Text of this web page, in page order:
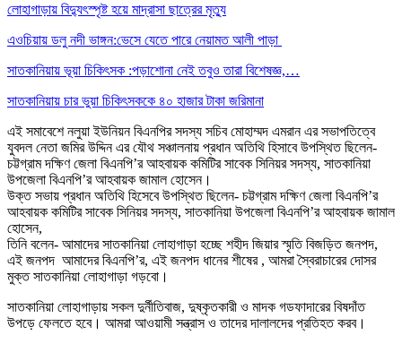
লোহাগাড়ায় বিদ্যুৎস্পৃষ্ট হয়ে মাদ্রাসা ছাত্রের মৃত্যু
এওচিয়ায় ডলু নদী ভাঙ্গন:ভেসে যেতে পারে নেয়ামত আলী পাড়া
সাতকানিয়ায় ভূয়া চিকিৎসক :পড়াশোনা নেই তবুও তারা বিশেষজ্ঞ,…
সাতকানিয়ায় চার ভুয়া চিকিৎসককে ৪০ হাজার টাকা জরিমানা
এই সমাবেশে নলুয়া ইউনিয়ন বিএনপির সদস্য সচিব মোহাম্মদ এমরান এর সভাপতিত্বে
যুবদল নেতা জমির উদ্দিন এর যৌথ সঞ্চালনায় প্রধান অতিথি হিসাবে উপস্থিত ছিলেন-
চট্টগ্রাম দক্ষিণ জেলা বিএনপি’র আহবায়ক কমিটির সাবেক সিনিয়র সদস্য, সাতকানিয়া
উপজেলা বিএনপি’র আহবায়ক জামাল হোসেন।
উক্ত সভায় প্রধান অতিথি হিসেবে উপস্থিত ছিলেন- চট্টগ্রাম দক্ষিণ জেলা বিএনপি’র
আহবায়ক কমিটির সাবেক সিনিয়র সদস্য, সাতকানিয়া উপজেলা বিএনপি’র আহবায়ক জামাল
হোসেন,
তিনি বলেন- আমাদের সাতকানিয়া লোহাগাড়া হচ্ছে শহীদ জিয়ার স্মৃতি বিজড়িত জনপদ,
এই জনপদ আমাদের বিএনপি’র, এই জনপদ ধানের শীষের , আমরা স্বৈরাচারের দোসর
মুক্ত সাতকানিয়া লোহাগাড়া গড়বো।
সাতকানিয়া লোহাগাড়ায় সকল দুর্নীতিবাজ, দুষ্কৃতকারী ও মাদক গডফাদারের বিষদাঁত
উপড়ে ফেলতে হবে। আমরা আওয়ামী সন্ত্রাস ও তাদের দালালদের প্রতিহত করব।